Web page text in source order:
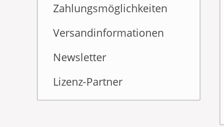
Zahlungsmöglichkeiten
Versandinformationen
Newsletter
Lizenz-Partner